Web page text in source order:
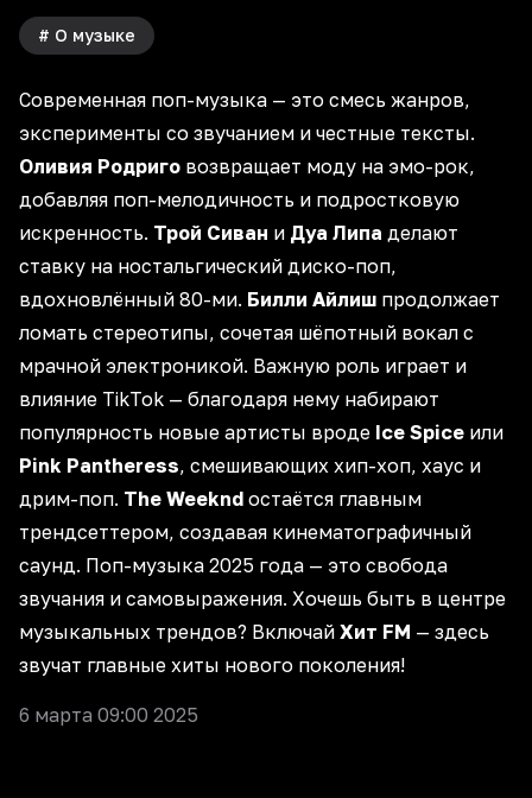
# О музыке
Современная поп-музыка — это смесь жанров,
эксперименты со звучанием и честные тексты.
Оливия Родриго возвращает моду на эмо-рок,
добавляя поп-мелодичность и подростковую
искренность. Трой Сиван и Дуа Липа делают
ставку на ностальгический диско-поп,
вдохновлённый 80-ми. Билли Айлиш продолжает
ломать стереотипы, сочетая шёпотный вокал с
мрачной электроникой. Важную роль играет и
влияние TikTok — благодаря нему набирают
популярность новые артисты вроде Ice Spice или
Pink Pantheress, смешивающих хип-хоп, хаус и
дрим-поп. The Weeknd остаётся главным
трендсеттером, создавая кинематографичный
саунд. Поп-музыка 2025 года — это свобода
звучания и самовыражения. Хочешь быть в центре
музыкальных трендов? Включай Хит FM — здесь
звучат главные хиты нового поколения!
6 марта 09:00 2025